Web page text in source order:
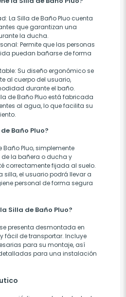
La Silla de Baño Pluo cuenta
que garantizan una
la ducha.
Permite que las personas
puedan bañarse de forma
Su diseño ergonómico se
al cuerpo del usuario,
durante el baño.
de Baño Pluo está fabricada
al agua, lo que facilita su
Baño Pluo?
Baño Pluo, simplemente
la bañera o ducha y
correctamente fijada al suelo.
silla, el usuario podrá llevar a
personal de forma segura
Silla de Baño Pluo?
presenta desmontada en
de transportar. Incluye
para su montaje, así
para una instalación